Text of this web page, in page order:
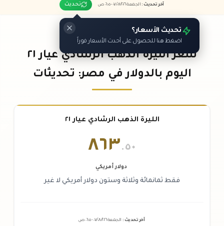
آخر تحديث : الجمعة ٠٧ /٠٨/٢٠٢٦ - ٠٦:٠٥ ص تحديث
تحديث الأسعار؟
اضغط هنا للحصول على أحدث الأسعار فوراً
سعر الليرة الذهب الرشادي عيار ٢١
اليوم بالدولار في مصر: تحديثات
الليرة الذهب الرشادي عيار ٢١
٨٦٣.٥٠
دولار أمريكي
فقط ثمانمائة وثلاثة وستون دولار أمريكي لا غير
آخر تحديث : الجمعة ٠٧ /٠٨/٢٠٢٦ - ٠٦:٠٥ ص